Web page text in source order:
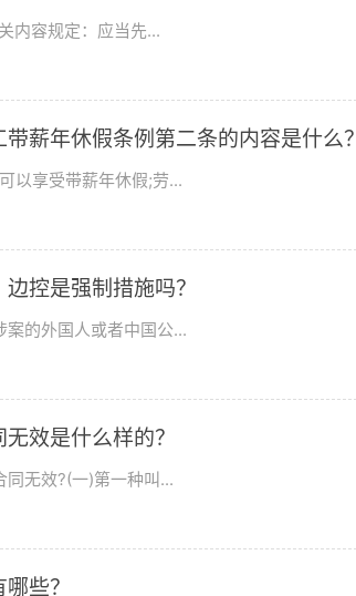
内容规定：应当先...
薪年休假条例第二条的内容是什么？
以享受带薪年休假;劳...
控是强制措施吗？
的外国人或者中国公...
效是什么样的？
无效?(一)第一种叫...
些？